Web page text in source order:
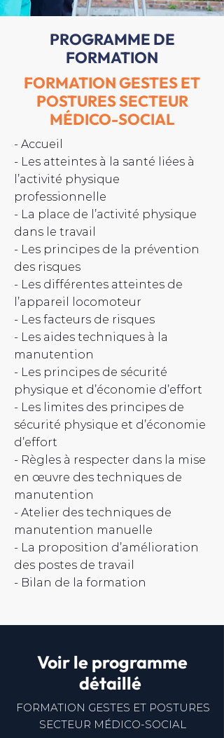
PROGRAMME DE
FORMATION
FORMATION GESTES ET
POSTURES SECTEUR
MÉDICO-SOCIAL
- Accueil
- Les atteintes à la santé liées à
l’activité physique
professionnelle
- La place de l’activité physique
dans le travail
- Les principes de la prévention
des risques
- Les différentes atteintes de
l’appareil locomoteur
- Les facteurs de risques
- Les aides techniques à la
manutention
- Les principes de sécurité
physique et d’économie d’effort
- Les limites des principes de
sécurité physique et d’économie
d’effort
- Règles à respecter dans la mise
en œuvre des techniques de
manutention
- Atelier des techniques de
manutention manuelle
- La proposition d’amélioration
des postes de travail
- Bilan de la formation
Voir le programme
détaillé
FORMATION GESTES ET POSTURES
SECTEUR MÉDICO-SOCIAL